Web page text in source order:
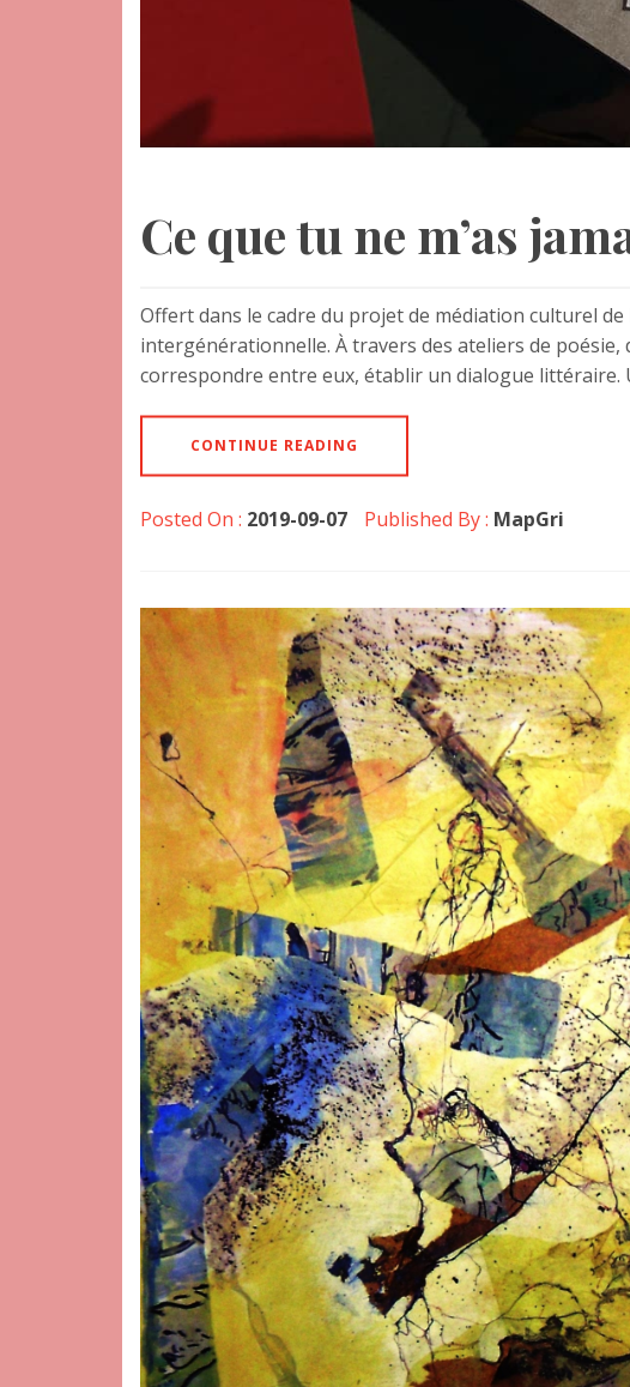
Ce que tu ne m’as
Offert dans le cadre du projet de médiation culturel
intergénérationnelle. À travers des ateliers de
correspondre entre eux, établir un dialogue
CONTINUE READING
Posted On : 2019-09-07 Published By : MapGri